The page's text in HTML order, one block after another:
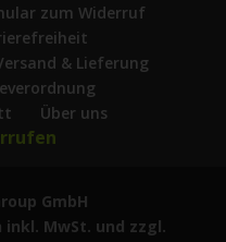
zum Widerruf
& Lieferung
Über uns
GmbH
MwSt. und zzgl.